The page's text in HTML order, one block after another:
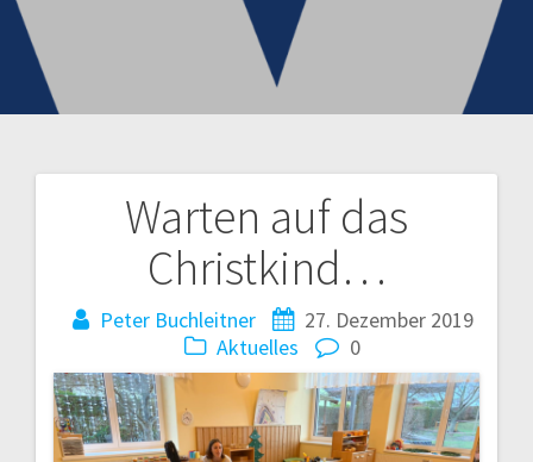
Warten auf das
Christkind…
Peter Buchleitner
27. Dezember 2019
Aktuelles
0
Beitragsnavigation